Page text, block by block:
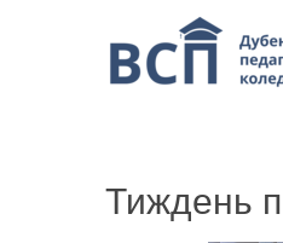
Тиждень